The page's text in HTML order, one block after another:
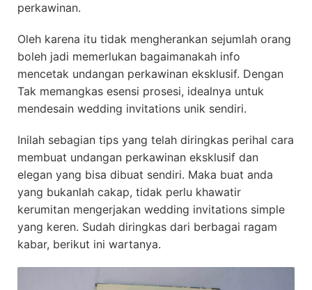
perkawinan.
Oleh karena itu tidak mengherankan sejumlah orang
boleh jadi memerlukan bagaimanakah info
mencetak undangan perkawinan eksklusif. Dengan
Tak memangkas esensi prosesi, idealnya untuk
mendesain wedding invitations unik sendiri.
Inilah sebagian tips yang telah diringkas perihal cara
membuat undangan perkawinan eksklusif dan
elegan yang bisa dibuat sendiri. Maka buat anda
yang bukanlah cakap, tidak perlu khawatir
kerumitan mengerjakan wedding invitations simple
yang keren. Sudah diringkas dari berbagai ragam
kabar, berikut ini wartanya.